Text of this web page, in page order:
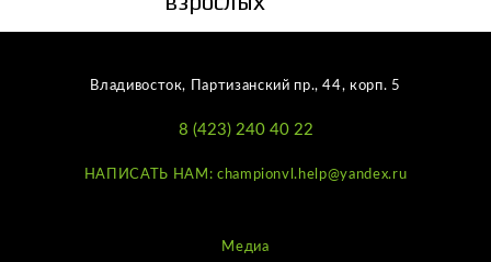
Владивосток, Партизанский пр., 44, корп. 5
8 (423) 240 40 22
НАПИСАТЬ НАМ: championvl.help@yandex.ru
Медиа